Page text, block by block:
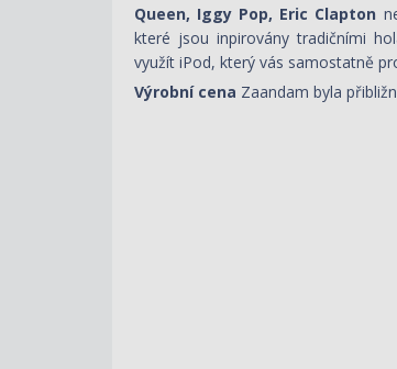
Queen, Iggy Pop, Eric Clapton
které jsou inpirovány tradičními
využít iPod, který vás samostatně
Výrobní cena Zaandam byla